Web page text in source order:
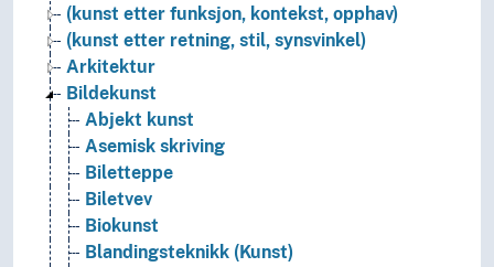
(kunst etter funksjon, kontekst, opphav)
(kunst etter retning, stil, synsvinkel)
Arkitektur
Bildekunst
Abjekt kunst
Asemisk skriving
Biletteppe
Biletvev
Biokunst
Blandingsteknikk (Kunst)